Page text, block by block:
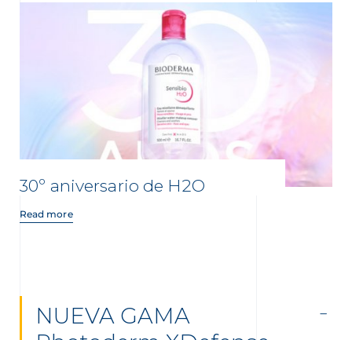
30º aniversario de H2O
Read more
NUEVA GAMA